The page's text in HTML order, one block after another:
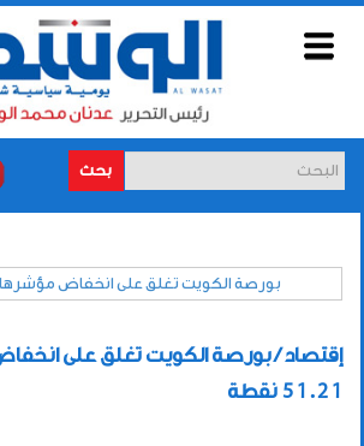
بحث
إقتصاد / بورصة الكويت تغلق على
51.21 نقطة